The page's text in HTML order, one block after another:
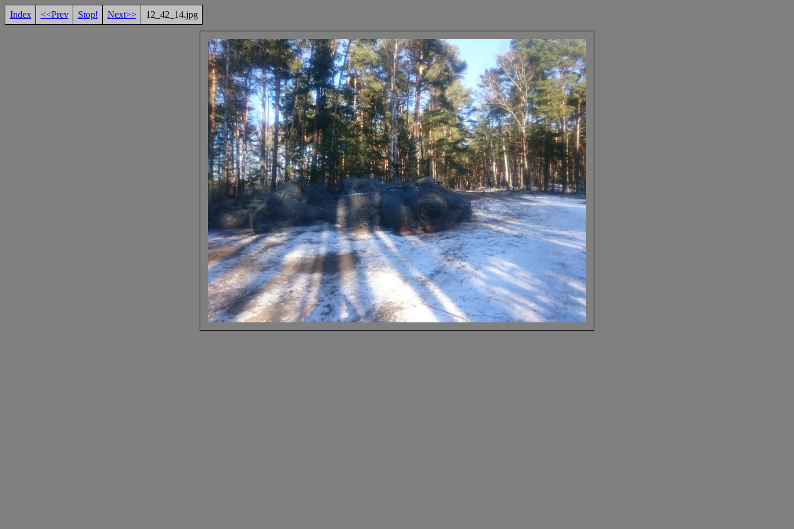
Index <<Prev Stop! Next>> 12_42_14.jpg